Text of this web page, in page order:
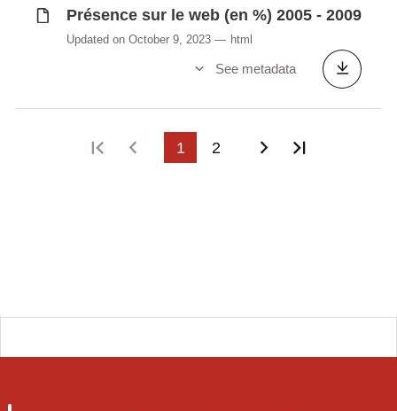
Présence sur le web (en %) 2005 - 2009
Updated on October 9, 2023 html
See metadata
First pagePrevious page
1 2 Next page